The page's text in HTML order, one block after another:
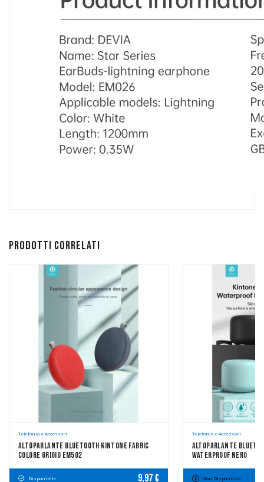
Prodotti correlati
Telefonia e Accessori
Altoparlante Bluetooth Kintone Fabric
Colore Grigio EM502
Disponibile 9,97 €
Telefonia e Accessori
Altoparlante
Waterproof Nero
Non Disponibile